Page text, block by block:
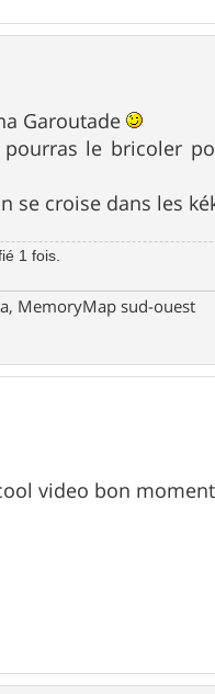
Garoutade
le bricoler
se croise dans les
1 fois.
MemoryMap sud-ouest
video bon moment